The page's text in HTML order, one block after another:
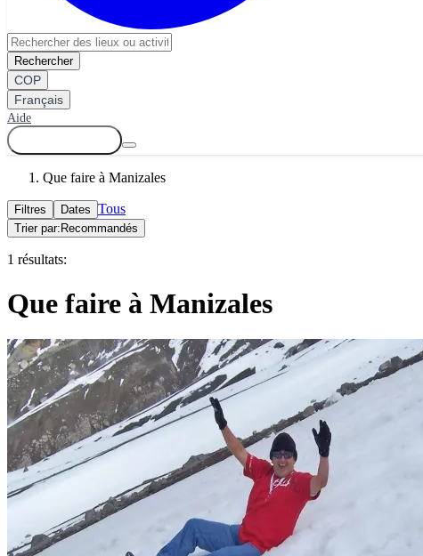
Rechercher
COP
Français
Aide
Que faire à Manizales
Filtres Dates Tous
Trier par: Recommandés
1 résultats:
Que faire à Manizales